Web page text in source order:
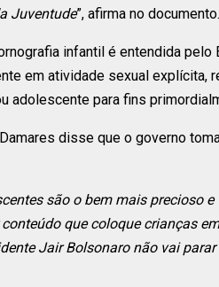
Juventude”, afirma no documento.
infantil é entendida pelo
em atividade sexual explícita,
adolescente para fins
disse que o governo
são o bem mais precioso
que coloque crianças
Jair Bolsonaro não vai